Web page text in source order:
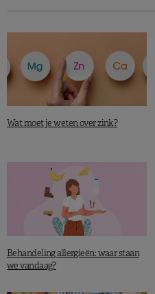
Wat moet je weten over zink?
Behandeling allergieën: waar staan
we vandaag?